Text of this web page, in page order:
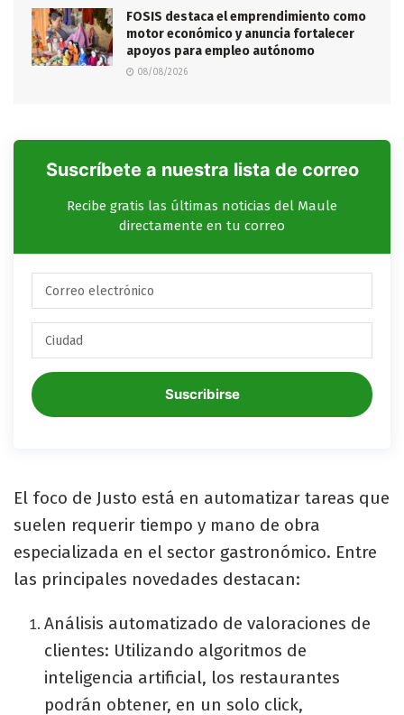
FOSIS destaca el emprendimiento como
motor económico y anuncia fortalecer
apoyos para empleo autónomo
08/08/2026
Suscríbete a nuestra lista de correo
Recibe gratis las últimas noticias del Maule
directamente en tu correo
Suscribirse
El foco de Justo está en automatizar tareas que
suelen requerir tiempo y mano de obra
especializada en el sector gastronómico. Entre
las principales novedades destacan:
Análisis automatizado de valoraciones de
clientes: Utilizando algoritmos de
inteligencia artificial, los restaurantes
podrán obtener, en un solo click,